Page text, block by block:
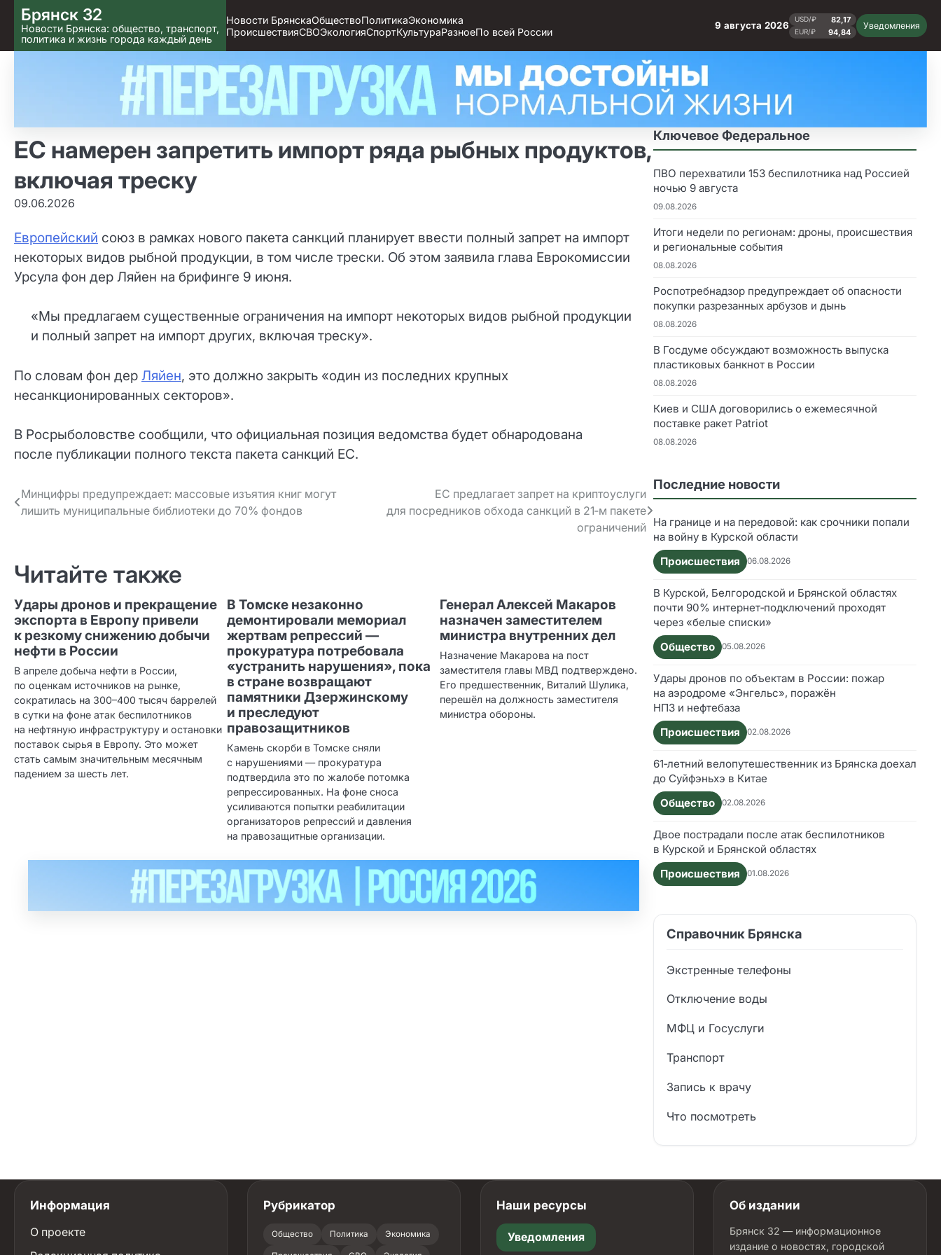
Skip
to content
Брянск 32
Новости Брянска: общество, транспорт,
политика и жизнь города каждый день
Новости БрянскаОбществоПолитикаЭкономика
ПроисшествияСВОЭкологияСпортКультураРазноеПо всей России
9 августа 2026
USD/₽ 82,17
EUR/₽ 94,84
Уведомления
ЕС намерен запретить импорт ряда рыбных продуктов,
включая треску
09.06.2026
Европейский союз в рамках нового пакета санкций планирует ввести полный запрет на импорт
некоторых видов рыбной продукции, в том числе трески. Об этом заявила глава Еврокомиссии
Урсула фон дер Ляйен на брифинге 9 июня.
«Мы предлагаем существенные ограничения на импорт некоторых видов рыбной продукции
и полный запрет на импорт других, включая треску».
По словам фон дер Ляйен, это должно закрыть «один из последних крупных
несанкционированных секторов».
В Росрыболовстве сообщили, что официальная позиция ведомства будет обнародована
после публикации полного текста пакета санкций ЕС.
Навигация
по записям
Минцифры предупреждает: массовые изъятия книг могут
лишить муниципальные библиотеки до 70% фондов
ЕС предлагает запрет на криптоуслуги
для посредников обхода санкций в 21‑м пакете
ограничений
Читайте также
Удары дронов и прекращение
экспорта в Европу привели
к резкому снижению добычи
нефти в России
В апреле добыча нефти в России,
по оценкам источников на рынке,
сократилась на 300–400 тысяч баррелей
в сутки на фоне атак беспилотников
на нефтяную инфраструктуру и остановки
поставок сырья в Европу. Это может
стать самым значительным месячным
падением за шесть лет.
В Томске незаконно
демонтировали мемориал
жертвам репрессий —
прокуратура потребовала
«устранить нарушения», пока
в стране возвращают
памятники Дзержинскому
и преследуют
правозащитников
Камень скорби в Томске сняли
с нарушениями — прокуратура
подтвердила это по жалобе потомка
репрессированных. На фоне сноса
усиливаются попытки реабилитации
организаторов репрессий и давления
на правозащитные организации.
Генерал Алексей Макаров
назначен заместителем
министра внутренних дел
Назначение Макарова на пост
заместителя главы МВД подтверждено.
Его предшественник, Виталий Шулика,
перешёл на должность заместителя
министра обороны.
Ключевое Федеральное
ПВО перехватили 153 беспилотника над Россией
ночью 9 августа
09.08.2026
Итоги недели по регионам: дроны, происшествия
и региональные события
08.08.2026
Роспотребнадзор предупреждает об опасности
покупки разрезанных арбузов и дынь
08.08.2026
В Госдуме обсуждают возможность выпуска
пластиковых банкнот в России
08.08.2026
Киев и США договорились о ежемесячной
поставке ракет Patriot
08.08.2026
Последние новости
На границе и на передовой: как срочники попали
на войну в Курской области
Происшествия
06.08.2026
В Курской, Белгородской и Брянской областях
почти 90% интернет‑подключений проходят
через «белые списки»
Общество
05.08.2026
Удары дронов по объектам в России: пожар
на аэродроме «Энгельс», поражён
НПЗ и нефтебаза
Происшествия
02.08.2026
61‑летний велопутешественник из Брянска доехал
до Суйфэньхэ в Китае
Общество
02.08.2026
Двое пострадали после атак беспилотников
в Курской и Брянской областях
Происшествия
01.08.2026
Справочник Брянска
Экстренные телефоны
Отключение воды
МФЦ и Госуслуги
Транспорт
Запись к врачу
Что посмотреть
Информация
О проекте
Рубрикатор
Общество Политика Экономика
Наши ресурсы
Уведомления
Об издании
Брянск 32 — информационное
издание о новостях, городской